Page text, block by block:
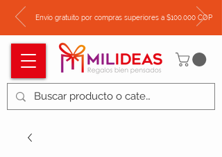
Envío gratuito por compras superiores a $100.000 COP